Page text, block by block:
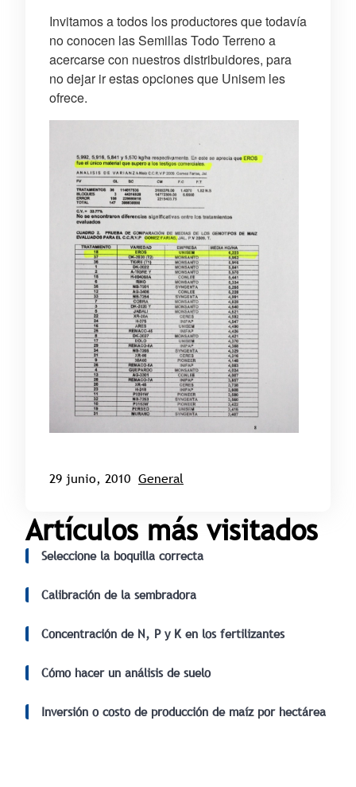
Invitamos a todos los productores que todavía
no conocen las Semillas Todo Terreno a
acercarse con nuestros distribuidores, para
no dejar ir estas opciones que Unisem les
ofrece.
29 junio, 2010 General
Artículos más visitados
Seleccione la boquilla correcta
Calibración de la sembradora
Concentración de N, P y K en los fertilizantes
Cómo hacer un análisis de suelo
Inversión o costo de producción de maíz por hectárea